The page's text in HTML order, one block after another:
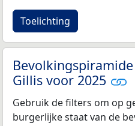
Toelichting
Gillis voor 2025
Gebruik de filters om op
burgerlijke staat van de